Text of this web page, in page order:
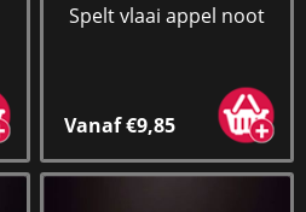
Spelt vlaai appel noot
Vanaf €9,85